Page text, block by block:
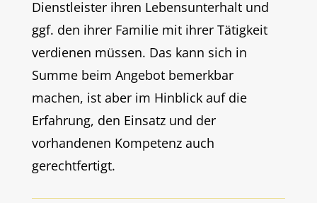
Dienstleister ihren Lebensunterhalt und
ggf. den ihrer Familie mit ihrer Tätigkeit
verdienen müssen. Das kann sich in
Summe beim Angebot bemerkbar
machen, ist aber im Hinblick auf die
Erfahrung, den Einsatz und der
vorhandenen Kompetenz auch
gerechtfertigt.